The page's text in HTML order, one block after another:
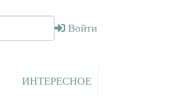
Войти
ИНТЕРЕСНОЕ